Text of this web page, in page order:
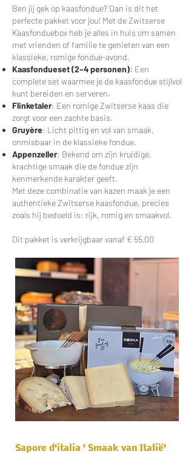
Ben jij gek op kaasfondue? Dan is dit het
perfecte pakket voor jou! Met de Zwitserse
Kaasfonduebox heb je alles in huis om samen
met vrienden of familie te genieten van een
klassieke, romige fondue-avond.
Kaasfondueset (2–4 personen): Een
complete set waarmee je de kaasfondue stijlvol
kunt bereiden en serveren.
Flinketaler: Een romige Zwitserse kaas die
zorgt voor een zachte basis.
Gruyère: Licht pittig en vol van smaak,
onmisbaar in de klassieke fondue.
Appenzeller: Bekend om zijn kruidige,
krachtige smaak die de fondue zijn
kenmerkende karakter geeft.
Met deze combinatie van kazen maak je een
authentieke Zwitserse kaasfondue, precies
zoals hij bedoeld is: rijk, romig en smaakvol.
Dit pakket is verkrijgbaar vanaf € 55,00
Sapore d'italia ' Smaak van Italië'